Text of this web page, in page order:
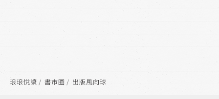
琅琅悅讀 書市圈 出版風向球